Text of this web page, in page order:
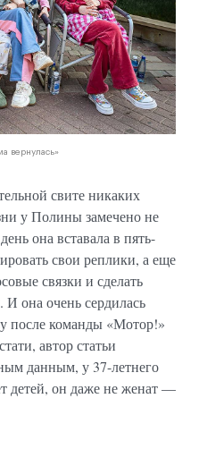
вернулась»
свите никаких
у Полины замечено не
она вставала в пять-
свои реплики, а еще
связки и сделать
она очень сердилась
после команды «Мотор!»
автор статьи
данным, у 37-летнего
детей, он даже не женат —